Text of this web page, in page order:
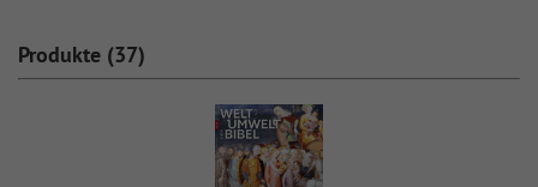
Produkte (37)